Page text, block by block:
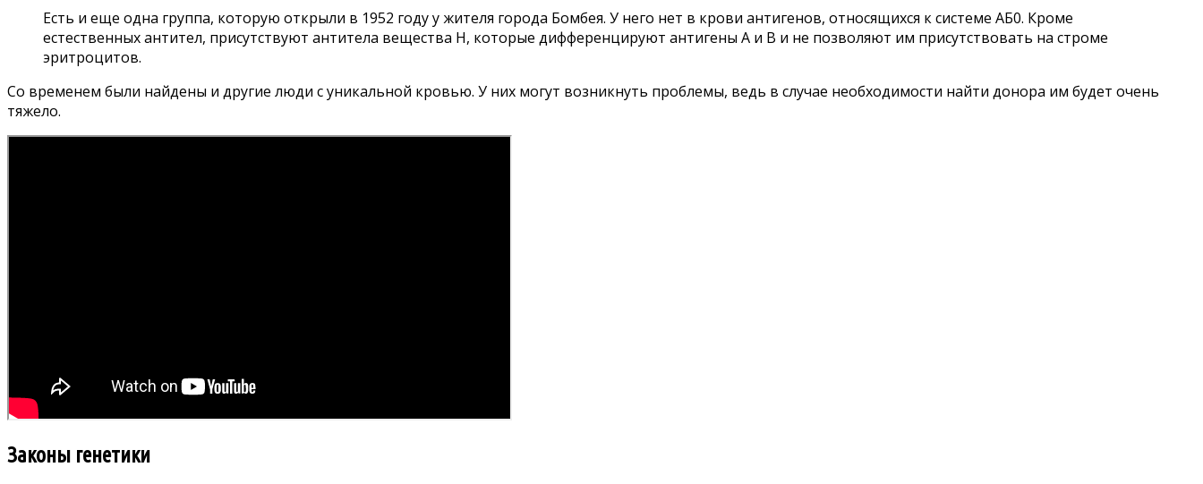
Есть и еще одна группа, которую открыли в 1952 году у жителя города Бомбея. У него нет в крови антигенов, относящихся к системе АБ0. Кроме
естественных антител, присутствуют антитела вещества Н, которые дифференцируют антигены А и В и не позволяют им присутствовать на строме
эритроцитов.
Со временем были найдены и другие люди с уникальной кровью. У них могут возникнуть проблемы, ведь в случае необходимости найти донора им будет очень
тяжело.
Законы генетики